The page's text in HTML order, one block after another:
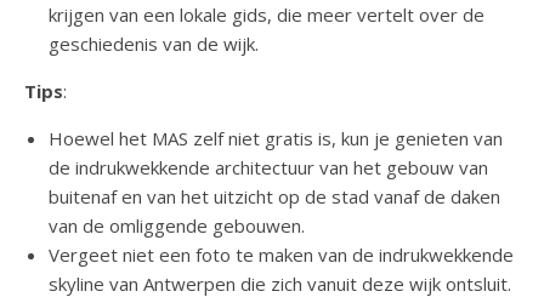
krijgen van een lokale gids, die meer vertelt over de
geschiedenis van de wijk.
Tips:
Hoewel het MAS zelf niet gratis is, kun je genieten van
de indrukwekkende architectuur van het gebouw van
buitenaf en van het uitzicht op de stad vanaf de daken
van de omliggende gebouwen.
Vergeet niet een foto te maken van de indrukwekkende
skyline van Antwerpen die zich vanuit deze wijk ontsluit.